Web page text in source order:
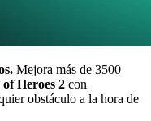
Mejora más de 3500
Heroes 2 con
obstáculo a la hora de